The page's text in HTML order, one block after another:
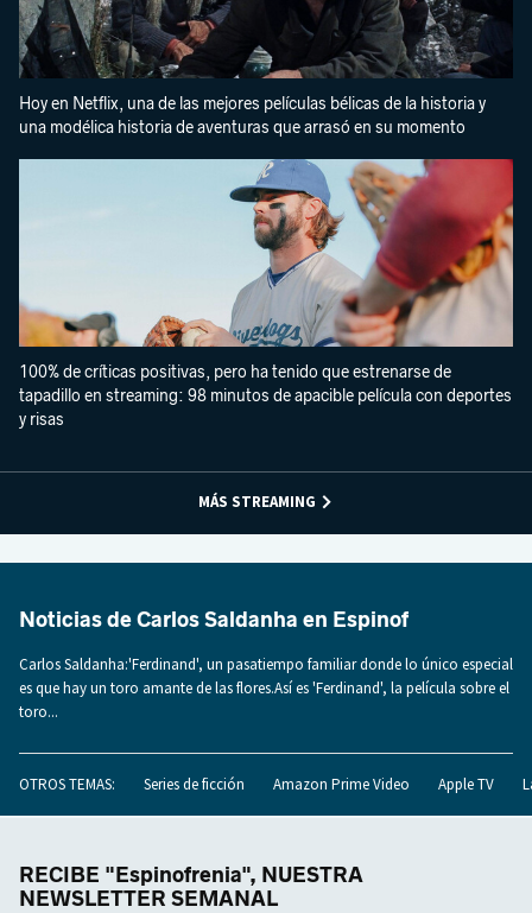
Hoy en Netflix, una de las mejores películas bélicas de la historia y
una modélica historia de aventuras que arrasó en su momento
100% de críticas positivas, pero ha tenido que estrenarse de
tapadillo en streaming: 98 minutos de apacible película con deportes
y risas
MÁS STREAMING
Noticias de Carlos Saldanha en Espinof
Carlos Saldanha:'Ferdinand', un pasatiempo familiar donde lo único especial
es que hay un toro amante de las flores.Así es 'Ferdinand', la película sobre el
toro...
OTROS TEMAS: Series de ficción Amazon Prime Video Apple TV
RECIBE "Espinofrenia", NUESTRA
NEWSLETTER SEMANAL